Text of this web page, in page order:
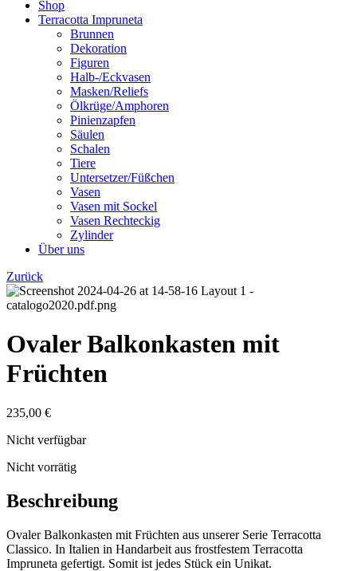
Shop
Terracotta Impruneta
Brunnen
Dekoration
Figuren
Halb-/Eckvasen
Masken/Reliefs
Ölkrüge/Amphoren
Pinienzapfen
Säulen
Schalen
Tiere
Untersetzer/Füßchen
Vasen
Vasen mit Sockel
Vasen Rechteckig
Zylinder
Über uns
Zurück
Ovaler Balkonkasten mit
Früchten
235,00 €
Nicht verfügbar
Nicht vorrätig
Beschreibung
Ovaler Balkonkasten mit Früchten aus unserer Serie Terracotta
Classico. In Italien in Handarbeit aus frostfestem Terracotta
Impruneta gefertigt. Somit ist jedes Stück ein Unikat.